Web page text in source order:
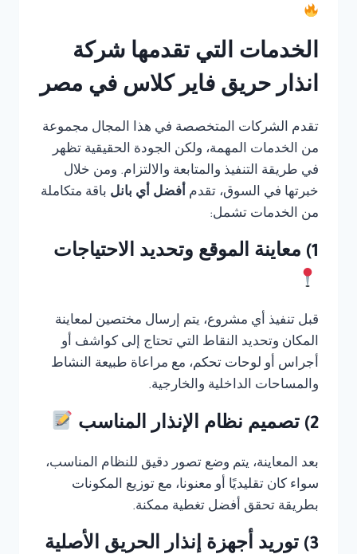
الخدمات التي تقدمها شركة
انذار حريق فاير كلاس في مصر
تقدم الشركات المتخصصة في هذا المجال مجموعة
من الخدمات المهمة، ولكن الجودة الحقيقية تظهر
في طريقة التنفيذ والمتابعة والالتزام. ومن خلال
خبرتها في السوق، تقدم أفضل أي بانل باقة متكاملة
من الخدمات تشمل:
1) معاينة الموقع وتحديد الاحتياجات
قبل تنفيذ أي مشروع، يتم إرسال مختصين لمعاينة
المكان وتحديد النقاط التي تحتاج إلى كواشف أو
أجراس أو لوحات تحكم، مع مراعاة طبيعة النشاط
والمساحات الداخلية والخارجية.
2) تصميم نظام الإنذار المناسب
بعد المعاينة، يتم وضع تصور دقيق للنظام المناسب،
سواء كان تقليديًا أو معنونا، مع توزيع المكونات
بطريقة تحقق أفضل تغطية ممكنة.
3) توريد أجهزة إنذار الحريق الأصلية